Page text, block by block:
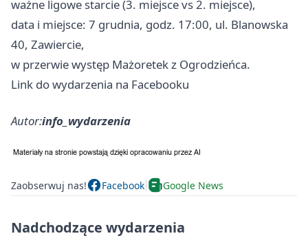
ważne ligowe starcie (3. miejsce vs 2. miejsce),
data i miejsce: 7 grudnia, godz. 17:00, ul. Blanowska
40, Zawiercie,
w przerwie występ Mażoretek z Ogrodzieńca.
Link do wydarzenia na Facebooku
Autor:info_wydarzenia
Zaobserwuj nas! Facebook Google News
Nadchodzące wydarzenia